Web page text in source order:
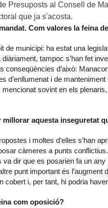
Presuposts al Consell de
que ja s'acosta.
Com valores la feina
de municipi: ha estat una
tampoc s’han fet
d’això:
d’enllumenat i de
sovint en els
aquesta inseguretat
i moltes d’elles s’han
càmeres a punts
dir que es posarien fa un any
punt important és l’augment
cobert i, per tant, hi podria
com oposició?